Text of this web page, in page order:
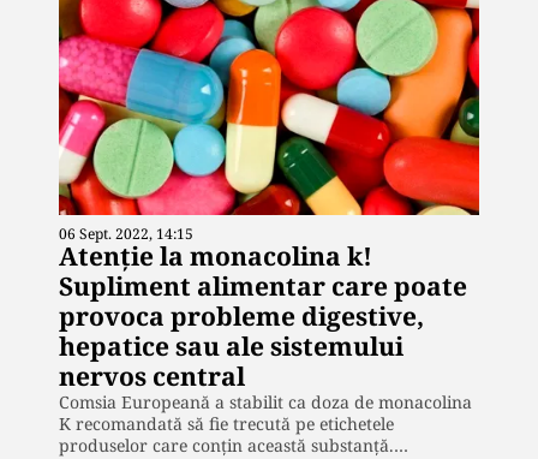
06 Sept. 2022, 14:15
Atenție la monacolina k!
Supliment alimentar care poate
provoca probleme digestive,
hepatice sau ale sistemului
nervos central
Comsia Europeană a stabilit ca doza de monacolina
K recomandată să fie trecută pe etichetele
produselor care conțin această substanță.…